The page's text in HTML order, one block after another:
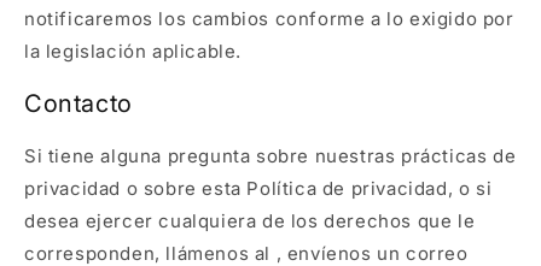
notificaremos los cambios conforme a lo exigido por
la legislación aplicable.
Contacto
Si tiene alguna pregunta sobre nuestras prácticas de
privacidad o sobre esta Política de privacidad, o si
desea ejercer cualquiera de los derechos que le
corresponden, llámenos al , envíenos un correo